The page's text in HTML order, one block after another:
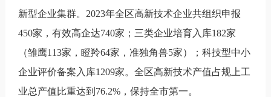
新型企业集群。2023年全区高新技术企业共组织申报
450家，有效高企达740家；三类企业培育入库182家
（雏鹰113家，瞪羚64家，准独角兽5家）；科技型中小
企业评价备案入库1209家。全区高新技术产值占规上工
业总产值比重达到76.2%，保持全市第一。